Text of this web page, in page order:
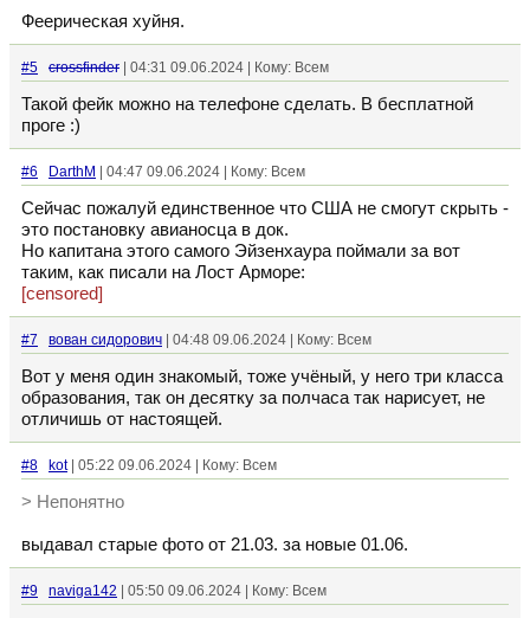
Феерическая хуйня.
#5 crossfinder | 04:31 09.06.2024 | Кому: Всем
Такой фейк можно на телефоне сделать. В бесплатной
проге :)
#6 DarthM | 04:47 09.06.2024 | Кому: Всем
Сейчас пожалуй единственное что США не смогут скрыть -
это постановку авианосца в док.
Но капитана этого самого Эйзенхаура поймали за вот
таким, как писали на Лост Арморе:
[censored]
#7 вован сидорович | 04:48 09.06.2024 | Кому: Всем
Вот у меня один знакомый, тоже учёный, у него три класса
образования, так он десятку за полчаса так нарисует, не
отличишь от настоящей.
#8 kot| 05:22 09.06.2024 | Кому: Всем
> Непонятно
выдавал старые фото от 21.03. за новые 01.06.
#9 naviga142 | 05:50 09.06.2024 | Кому: Всем